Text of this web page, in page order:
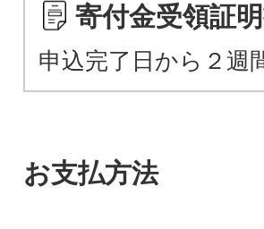
寄付金受領証
申込完了日から２週
お支払方法